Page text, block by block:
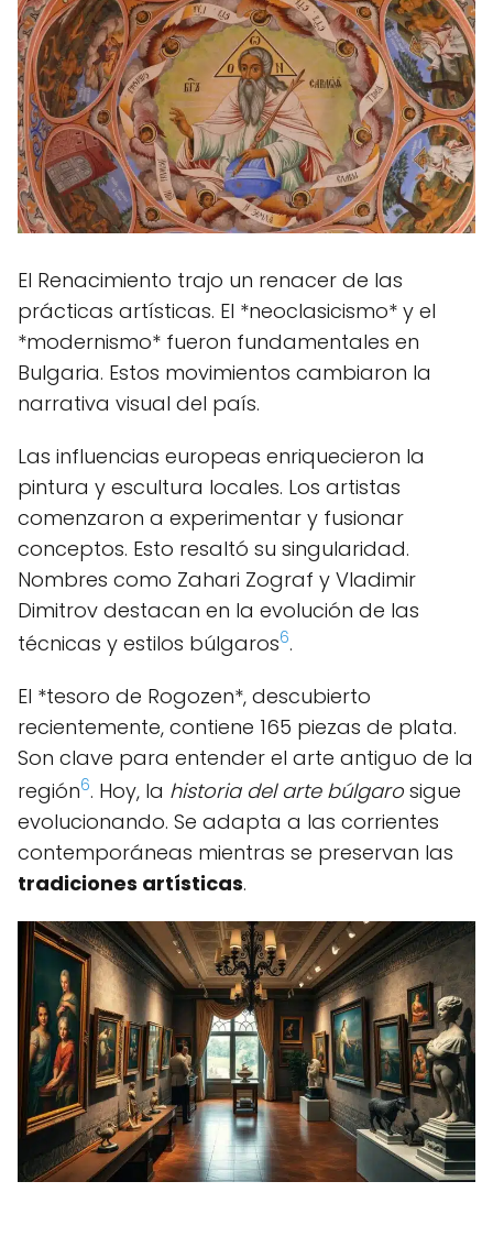
El Renacimiento trajo un renacer de las
prácticas artísticas. El *neoclasicismo* y el
*modernismo* fueron fundamentales en
Bulgaria. Estos movimientos cambiaron la
narrativa visual del país.
Las influencias europeas enriquecieron la
pintura y escultura locales. Los artistas
comenzaron a experimentar y fusionar
conceptos. Esto resaltó su singularidad.
Nombres como Zahari Zograf y Vladimir
Dimitrov destacan en la evolución de las
técnicas y estilos búlgaros6.
El *tesoro de Rogozen*, descubierto
recientemente, contiene 165 piezas de plata.
Son clave para entender el arte antiguo de la
región6. Hoy, la historia del arte búlgaro sigue
evolucionando. Se adapta a las corrientes
contemporáneas mientras se preservan las
tradiciones artísticas.